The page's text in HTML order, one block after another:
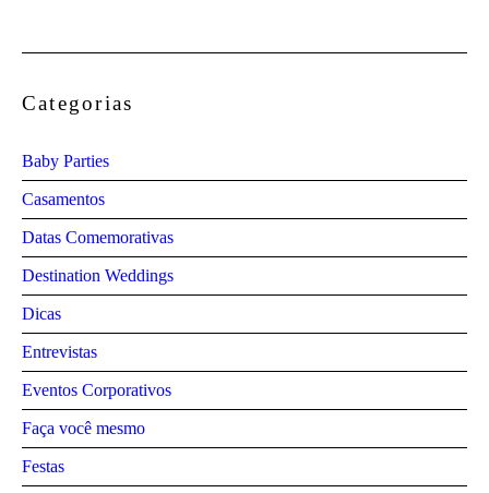
Categorias
Baby Parties
Casamentos
Datas Comemorativas
Destination Weddings
Dicas
Entrevistas
Eventos Corporativos
Faça você mesmo
Festas